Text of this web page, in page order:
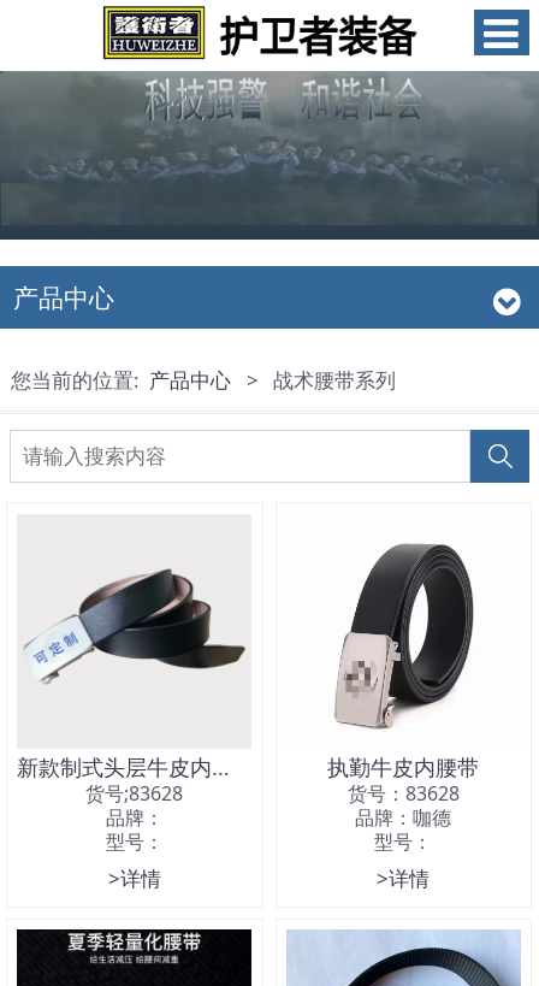
产品中心
您当前的位置: 产品中心 > 战术腰带系列
新款制式头层牛皮内腰带
货号;83628
品牌：
型号：
>详情
执勤牛皮内腰带
货号：83628
品牌：咖德
型号：
>详情